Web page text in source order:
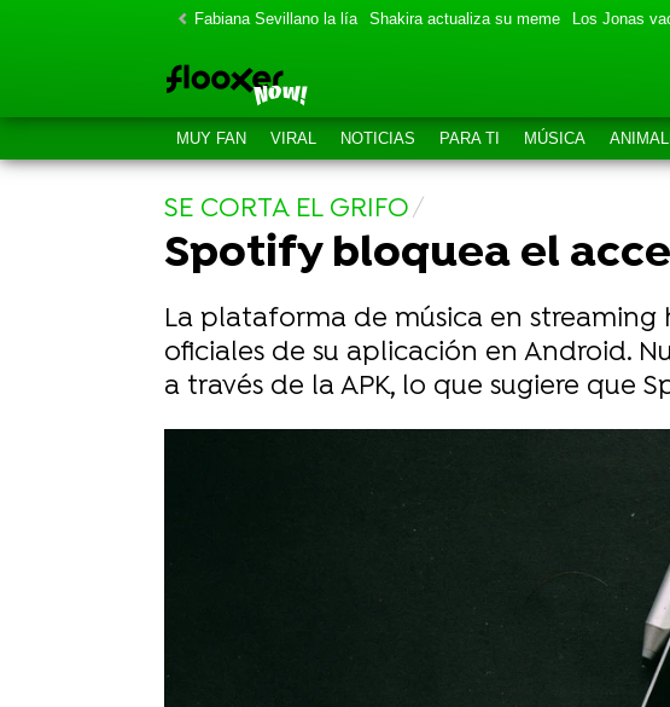
Fabiana Sevillano la lía Shakira actualiza su meme Los Jonas
MUY FAN VIRAL NOTICIAS PARA TI MÚSICA
SE CORTA EL GRIFO
Spotify bloquea el
La plataforma de música en streaming
oficiales de su aplicación en Android.
a través de la APK, lo que sugiere